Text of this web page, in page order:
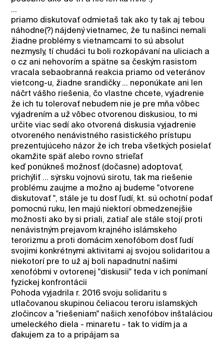
...
priamo diskutovať odmietaš tak ako ty tak aj tebou
náhodne(?) nájdený vietnamec, že tu našinci nemali
žiadne problémy s vietnamcami to sú absolut
nezmysly, tí chudáci tu boli rozkopávaní na uliciach a
o cz ani nehovorím a spätne sa českým rasistom
vracala sebaobranná reakcia priamo od veteránov
vietcong-u, žiadne srandičky ... neponúkate ani len
náčrt vášho riešenia, čo vlastne chcete, vyjadrenie
že ich tu tolerovať nebudem nie je pre mňa vôbec
vyjadrením a už vôbec otvorenou diskusiou, to mi
určite viac sedí ako otvorená diskusia vyjadrenie
otvoreného nenávistného rasistického prístupu
prezentujúceho názor že ich treba všetkých posielať
okamžite späť alebo rovno strieľať
keď ponúkneš možnosť (dočasne) adoptovať,
prichýliť ... sýrsku vojnovú sirotu, tak ma riešenie
problému zaujme a možno aj budeme "otvorene
diskutovať ", stále je tu dosť ľudí, kt. sú ochotní podať
pomocnú ruku, len majú niektorí obmedzenejšie
možnosti ako by si priali, zatiaľ ale stále stojí proti
nenávistným prejavom krajného islámskeho
terorizmu a proti domácim xenofóbom dosť ľudí
svojimi konkrétnymi aktivitami aj svojou solidaritou a
niekotorí pre to už aj boli napadnutní našimi
xenofóbmi v ovtorenej "diskusii" teda v ich ponímaní
fyzickej konfrontácii
Pohoda vyjadrila r. 2016 svoju solidaritu s
utlačovanou skupinou čeliacou teroru islamských
zločincov a "riešeniam" našich xenofóbov inštaláciou
umeleckého diela - minaretu - tak to vidím ja a
ďakujem za to a pripájam sa